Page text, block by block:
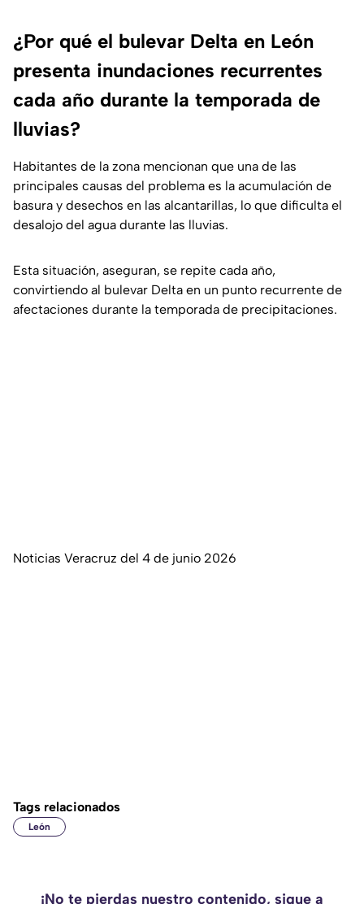
¿Por qué el bulevar Delta en León
presenta inundaciones recurrentes
cada año durante la temporada de
lluvias?
Habitantes de la zona mencionan que una de las
principales causas del problema es la acumulación de
basura y desechos en las alcantarillas, lo que dificulta el
desalojo del agua durante las lluvias.
Esta situación, aseguran, se repite cada año,
convirtiendo al bulevar Delta en un punto recurrente de
afectaciones durante la temporada de precipitaciones.
Noticias Veracruz del 4 de junio 2026
Tags relacionados
León
¡No te pierdas nuestro contenido, sigue a